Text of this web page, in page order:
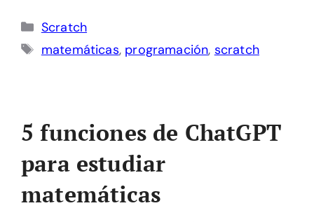
Categorías
Scratch
Etiquetas
matemáticas, programación, scratch
5 funciones de ChatGPT
para estudiar
matemáticas